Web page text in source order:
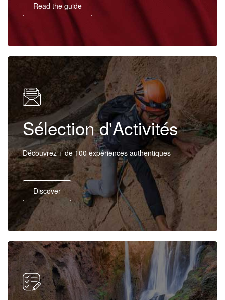
Read the guide
Sélection d'Activités
Découvrez + de 100 expériences authentiques
Discover
Service
Pro
M.I.C.E.
À
Propos
Contact